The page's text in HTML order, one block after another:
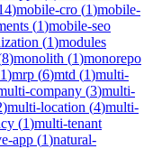
)mobile-cro (1)mobile-
(1)mobile-seo
(1)modules
8)monolith (1)monorepo
1)mrp (6)mtd (1)multi-
company (3)multi-
)multi-location (4)multi-
(1)multi-tenant
app (1)natural-